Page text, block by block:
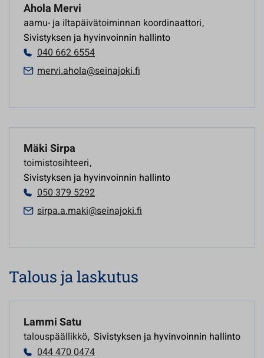
Ahola Mervi
aamu- ja iltapäivätoiminnan koordinaattori,
Sivistyksen ja hyvinvoinnin hallinto
040 662 6554
mervi.ahola@seinajoki.fi
Mäki Sirpa
toimistosihteeri,
Sivistyksen ja hyvinvoinnin hallinto
050 379 5292
sirpa.a.maki@seinajoki.fi
Talous ja laskutus
Lammi Satu
talouspäällikkö, Sivistyksen ja hyvinvoinnin hallinto
044 470 0474